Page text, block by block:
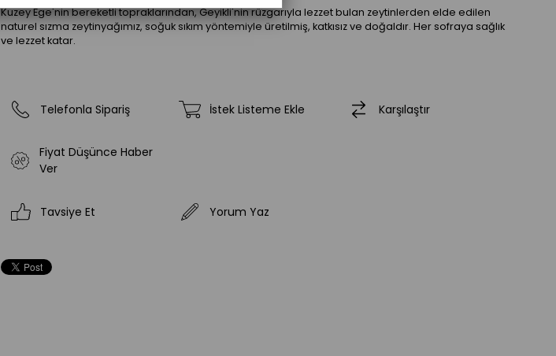
Kuzey Ege'nin bereketli topraklarından, Geyikli'nin rüzgarıyla lezzet bulan zeytinlerden elde edilen
naturel sızma zeytinyağımız, soğuk sıkım yöntemiyle üretilmiş, katkısız ve doğaldır. Her sofraya sağlık
ve lezzet katar.
Telefonla Sipariş İstek Listeme Ekle Karşılaştır
Fiyat Düşünce Haber
Ver
Tavsiye Et Yorum Yaz